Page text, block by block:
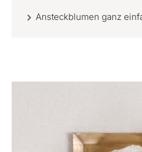
Ansteckblumen ganz